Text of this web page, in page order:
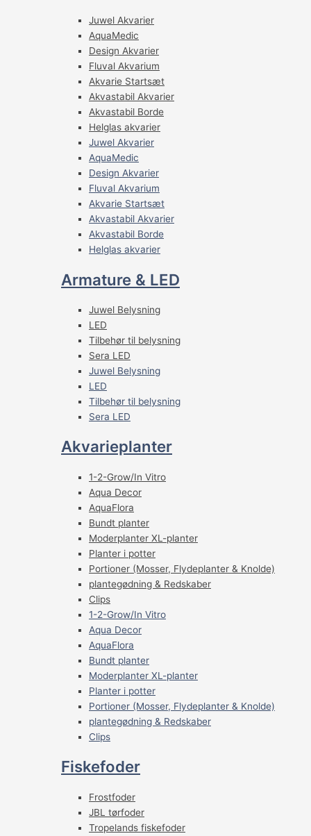
Juwel Akvarier
AquaMedic
Design Akvarier
Fluval Akvarium
Akvarie Startsæt
Akvastabil Akvarier
Akvastabil Borde
Helglas akvarier
Juwel Akvarier
AquaMedic
Design Akvarier
Fluval Akvarium
Akvarie Startsæt
Akvastabil Akvarier
Akvastabil Borde
Helglas akvarier
Armature & LED
Juwel Belysning
LED
Tilbehør til belysning
Sera LED
Juwel Belysning
LED
Tilbehør til belysning
Sera LED
Akvarieplanter
1-2-Grow/In Vitro
Aqua Decor
AquaFlora
Bundt planter
Moderplanter XL-planter
Planter i potter
Portioner (Mosser, Flydeplanter & Knolde)
plantegødning & Redskaber
Clips
1-2-Grow/In Vitro
Aqua Decor
AquaFlora
Bundt planter
Moderplanter XL-planter
Planter i potter
Portioner (Mosser, Flydeplanter & Knolde)
plantegødning & Redskaber
Clips
Fiskefoder
Frostfoder
JBL tørfoder
Tropelands fiskefoder